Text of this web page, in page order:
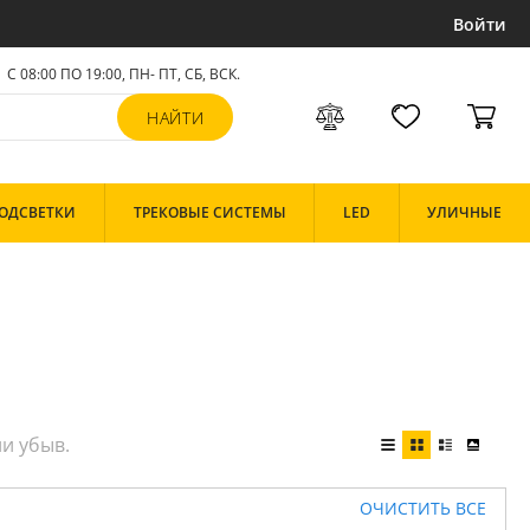
Войти
С 08:00 ПО 19:00, ПН- ПТ,СБ, ВСК.
ТРЕКОВЫЕ СИСТЕМЫ LED УЛИЧНЫЕ
ОЧИСТИТЬ ВСЕ